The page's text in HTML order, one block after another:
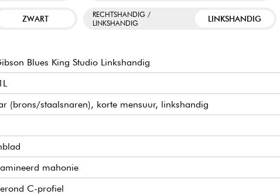
ZWART
RECHTSHANDIG /
LINKSHANDIG
LINKSHANDIG
Blues King Studio Linkshandig
(brons/staalsnaren), korte mensuur, linkshandig
mahonie
C-profiel